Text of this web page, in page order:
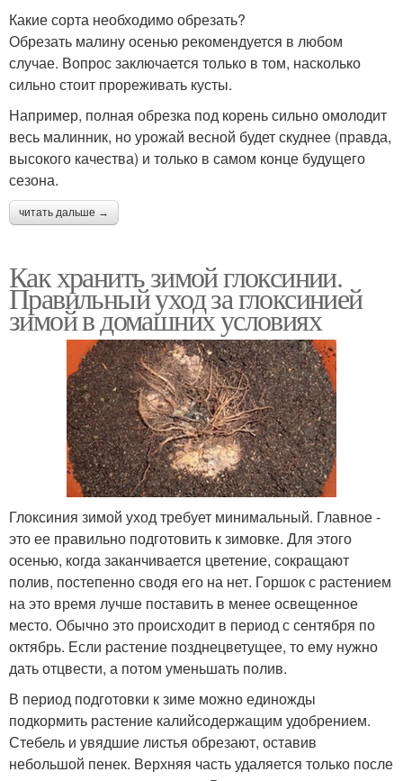
Какие сорта необходимо обрезать?
Обрезать малину осенью рекомендуется в любом
случае. Вопрос заключается только в том, насколько
сильно стоит прореживать кусты.
Например, полная обрезка под корень сильно омолодит
весь малинник, но урожай весной будет скуднее (правда,
высокого качества) и только в самом конце будущего
сезона.
читать дальше →
Как хранить зимой глоксинии.
Правильный уход за глоксинией
зимой в домашних условиях
Глоксиния зимой уход требует минимальный. Главное -
это ее правильно подготовить к зимовке. Для этого
осенью, когда заканчивается цветение, сокращают
полив, постепенно сводя его на нет. Горшок с растением
на это время лучше поставить в менее освещенное
место. Обычно это происходит в период с сентября по
октябрь. Если растение позднецветущее, то ему нужно
дать отцвести, а потом уменьшать полив.
В период подготовки к зиме можно единожды
подкормить растение калийсодержащим удобрением.
Стебель и увядшие листья обрезают, оставив
небольшой пенек. Верхняя часть удаляется только после